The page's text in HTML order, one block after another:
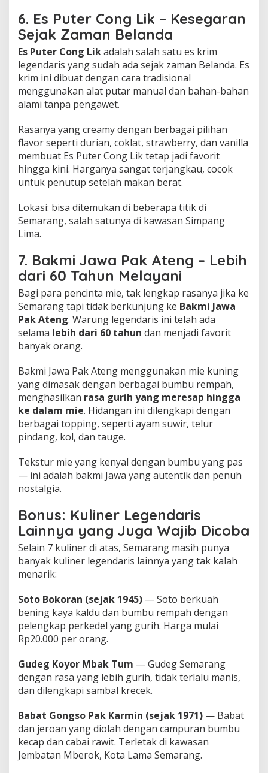
6. Es Puter Cong Lik – Kesegaran
Sejak Zaman Belanda
Es Puter Cong Likadalah salah satu es krim
legendaris yang sudah ada sejak zaman Belanda. Es
krim ini dibuat dengan cara tradisional
menggunakan alat putar manual dan bahan-bahan
alami tanpa pengawet.
Rasanya yang creamy dengan berbagai pilihan
flavor seperti durian, coklat, strawberry, dan vanilla
membuat Es Puter Cong Lik tetap jadi favorit
hingga kini. Harganya sangat terjangkau, cocok
untuk penutup setelah makan berat.
Lokasi: bisa ditemukan di beberapa titik di
Semarang, salah satunya di kawasan Simpang
Lima.
7. Bakmi Jawa Pak Ateng – Lebih
dari 60 Tahun Melayani
Bagi para pencinta mie, tak lengkap rasanya jika ke
Semarang tapi tidak berkunjung ke Bakmi Jawa
Pak Ateng. Warung legendaris ini telah ada
selama lebih dari 60 tahun dan menjadi favorit
banyak orang.
Bakmi Jawa Pak Ateng menggunakan mie kuning
yang dimasak dengan berbagai bumbu rempah,
menghasilkan rasa gurih yang meresap hingga
ke dalam mie. Hidangan ini dilengkapi dengan
berbagai topping, seperti ayam suwir, telur
pindang, kol, dan tauge.
Tekstur mie yang kenyal dengan bumbu yang pas
— ini adalah bakmi Jawa yang autentik dan penuh
nostalgia.
Bonus: Kuliner Legendaris
Lainnya yang Juga Wajib Dicoba
Selain 7 kuliner di atas, Semarang masih punya
banyak kuliner legendaris lainnya yang tak kalah
menarik:
Soto Bokoran (sejak 1945) — Soto berkuah
bening kaya kaldu dan bumbu rempah dengan
pelengkap perkedel yang gurih. Harga mulai
Rp20.000 per orang.
Gudeg Koyor Mbak Tum — Gudeg Semarang
dengan rasa yang lebih gurih, tidak terlalu manis,
dan dilengkapi sambal krecek.
Babat Gongso Pak Karmin (sejak 1971) — Babat
dan jeroan yang diolah dengan campuran bumbu
kecap dan cabai rawit. Terletak di kawasan
Jembatan Mberok, Kota Lama Semarang.